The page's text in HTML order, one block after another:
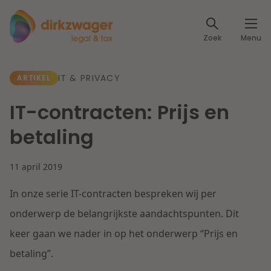
Zoek Menu
Expertises
Fiscaal
Arbeid & Pensioen
IT & Privacy
IE & Innovatie
Lees meer
Lees meer
Artikelen
Klantcases
Events
Specialisten
Over ons
Over Dirkzwager
Werken bij
ARTIKEL IT & PRIVACY
IT-contracten: Prijs en
betaling
11 april 2019
In onze serie IT-contracten bespreken wij per
onderwerp de belangrijkste aandachtspunten. Dit
keer gaan we nader in op het onderwerp “Prijs en
betaling”.